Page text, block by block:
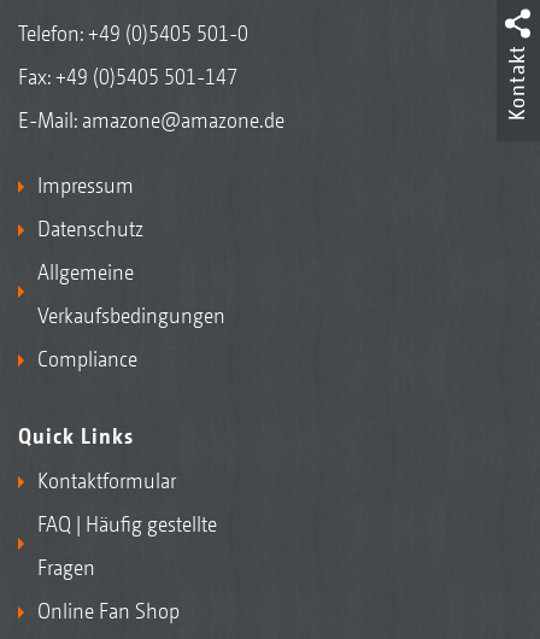
Telefon:+49 (0)5405 501-0
Fax: +49 (0)5405 501-147
E-Mail: amazone@amazone.de
Impressum
Datenschutz
Allgemeine
Verkaufsbedingungen
Compliance
Quick Links
Kontaktformular
FAQ | Häufig gestellte
Fragen
Online Fan Shop
Kontakt